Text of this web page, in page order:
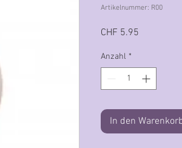
Artikelnummer: R00
CHF 5.95
Anzahl *
In den